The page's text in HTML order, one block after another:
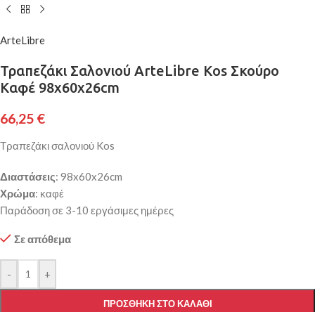
ArteLibre
Τραπεζάκι Σαλονιού ArteLibre Kos Σκούρο
Καφέ 98x60x26cm
66,25 €
Τραπεζάκι σαλονιού Kos
Διαστάσεις: 98x60x26cm
Χρώμα: καφέ
Παράδοση σε 3-10 εργάσιμες ημέρες
Σε απόθεμα
- +
ΠΡΟΣΘΉΚΗ ΣΤΟ ΚΑΛΆΘΙ